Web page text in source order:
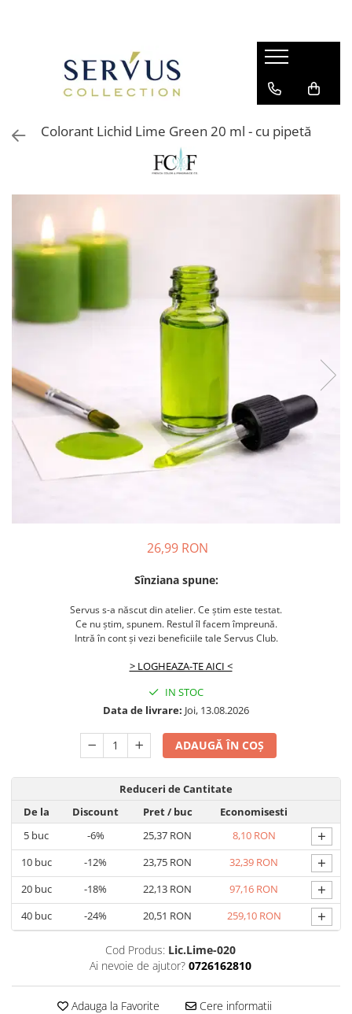
Colorant Lichid Lime Green 20 ml - cu pipetă
26,99 RON
Sînziana spune:
Servus s-a născut din atelier. Ce știm este testat.
Ce nu știm, spunem. Restul îl facem împreună.
Intră în cont și vezi beneficiile tale Servus Club.
> LOGHEAZA-TE AICI <
IN STOC
Data de livrare: Joi, 13.08.2026
ADAUGĂ ÎN COȘ
Reduceri de Cantitate
De la
Discount Pret/ buc
Economisesti
5 buc -6% 25,37 RON 8,10 RON +
10buc -12% 23,75 RON 32,39 RON +
20buc -18% 22,13 RON 97,16 RON +
40buc -24% 20,51 RON 259,10 RON +
Cod Produs: Lic.Lime-020
Ai nevoie de ajutor? 0726162810
Adauga la Favorite Cere informatii